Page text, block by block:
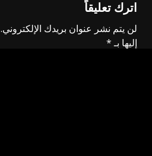
اترك تعليقاً
لن يتم نشر عنوان بريدك الإلكتروني.
إليها بـ*